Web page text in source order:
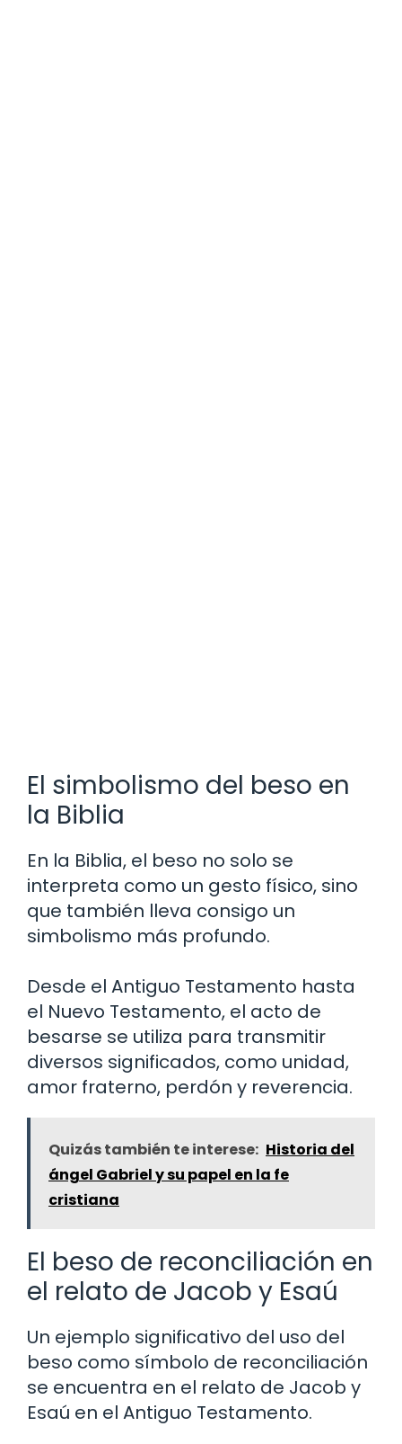
El simbolismo del beso en
la Biblia
En la Biblia, el beso no solo se
interpreta como un gesto físico, sino
que también lleva consigo un
simbolismo más profundo.
Desde el Antiguo Testamento hasta
el Nuevo Testamento, el acto de
besarse se utiliza para transmitir
diversos significados, como unidad,
amor fraterno, perdón y reverencia.
Quizás también te interese: Historia del
ángel Gabriel y su papel en la fe
cristiana
El beso de reconciliación en
el relato de Jacob y Esaú
Un ejemplo significativo del uso del
beso como símbolo de reconciliación
se encuentra en el relato de Jacob y
Esaú en el Antiguo Testamento.